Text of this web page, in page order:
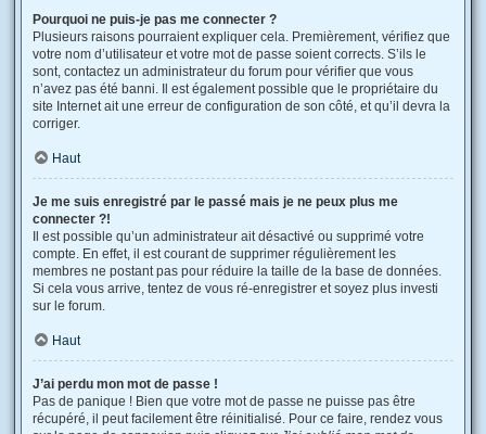
Pourquoi ne puis-je pas me connecter ?
Plusieurs raisons pourraient expliquer cela. Premièrement, vérifiez que
votre nom d’utilisateur et votre mot de passe soient corrects. S’ils le
sont, contactez un administrateur du forum pour vérifier que vous
n’avez pas été banni. Il est également possible que le propriétaire du
site Internet ait une erreur de configuration de son côté, et qu’il devra la
corriger.
Haut
Je me suis enregistré par le passé mais je ne peux plus me
connecter ?!
Il est possible qu’un administrateur ait désactivé ou supprimé votre
compte. En effet, il est courant de supprimer régulièrement les
membres ne postant pas pour réduire la taille de la base de données.
Si cela vous arrive, tentez de vous ré-enregistrer et soyez plus investi
sur le forum.
Haut
J’ai perdu mon mot de passe !
Pas de panique ! Bien que votre mot de passe ne puisse pas être
récupéré, il peut facilement être réinitialisé. Pour ce faire, rendez vous